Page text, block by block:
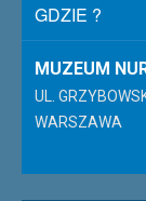
GDZIE ?
MUZEUM
UL.
WARSZAWA